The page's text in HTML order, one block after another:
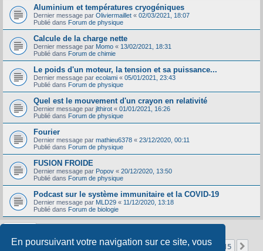
En poursuivant votre navigation sur ce site, vous
Aluminium et températures cryogéniques
Dernier message par Oliviermaillet « 02/03/2021, 18:07
Publié dans Forum de physique
Calcule de la charge nette
Dernier message par Momo « 13/02/2021, 18:31
Publié dans Forum de chimie
Le poids d'un moteur, la tension et sa puissance...
Dernier message par ecolami « 05/01/2021, 23:43
Publié dans Forum de physique
Quel est le mouvement d'un crayon en relativité
Dernier message par jlthirot « 01/01/2021, 16:26
Publié dans Forum de physique
Fourier
Dernier message par mathieu6378 « 23/12/2020, 00:11
Publié dans Forum de physique
FUSION FROIDE
Dernier message par Popov « 20/12/2020, 13:50
Publié dans Forum de physique
Podcast sur le système immunitaire et la COVID-19
Dernier message par MLD29 « 11/12/2020, 13:18
Publié dans Forum de biologie
La recherche a retourné 356 résultats Page 1sur15
1 2 3 4 5 … 15